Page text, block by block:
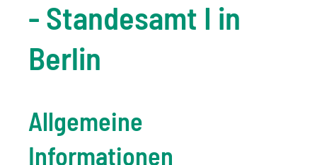
- Standesamt I in
Berlin
Allgemeine
Informationen